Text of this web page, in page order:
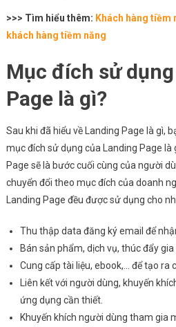
>>> Tìm hiểu thêm: Khách hàng tiềm
khách hàng tiềm năng
Mục đích sử
Page là gì?
Sau khi đã hiểu về Landing Page là gì,
mục đích sử dụng của Landing Page
Page sẽ là bước cuối cùng của người
chuyển đổi theo mục đích của doanh
Landing Page đều được sử dụng cho
Thu thập data đăng ký email để
Bán sản phẩm, dịch vụ, thúc đẩy
Cung cấp tài liệu, ebook,… để tạo ra
Liên kết với người dùng, khuyến
ứng dụng cần thiết.
Khuyến khích người dùng tham gia